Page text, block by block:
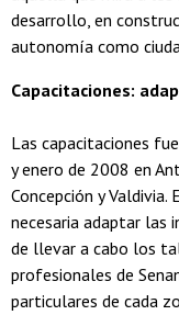
desarrollo, en
autonomía como
Capacitaciones:
Las capacitaciones
y enero de 2008 en
Concepción y Valdivia.
necesaria adaptar las
de llevar a cabo los
profesionales de
particulares de cada